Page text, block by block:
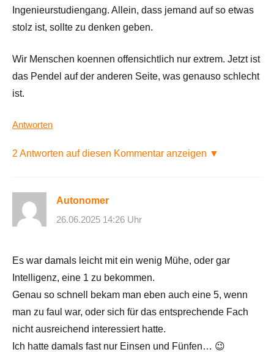
Ingenieurstudiengang. Allein, dass jemand auf so etwas
stolz ist, sollte zu denken geben.
Wir Menschen koennen offensichtlich nur extrem. Jetzt ist
das Pendel auf der anderen Seite, was genauso schlecht
ist.
Antworten
2 Antworten auf diesen Kommentar anzeigen ▼
Autonomer
26.06.2025 14:26 Uhr
Es war damals leicht mit ein wenig Mühe, oder gar
Intelligenz, eine 1 zu bekommen.
Genau so schnell bekam man eben auch eine 5, wenn
man zu faul war, oder sich für das entsprechende Fach
nicht ausreichend interessiert hatte.
Ich hatte damals fast nur Einsen und Fünfen… 😉